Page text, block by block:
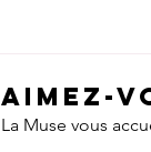
AIMEZ-
La Muse vous